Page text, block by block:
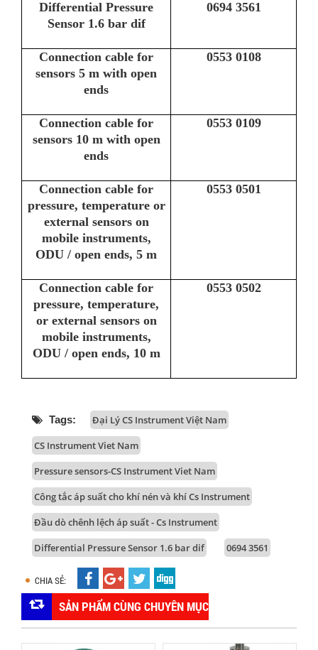
Differential Pressure
Sensor 1.6 bar dif
0694 3561
Connection cable for
sensors 5 m with open
ends
0553 0108
Connection cable for
sensors 10 m with open
ends
0553 0109
Connection cable for
pressure, temperature or
external sensors on
mobile instruments,
ODU / open ends, 5 m
0553 0501
Connection cable for
pressure, temperature,
or external sensors on
mobile instruments,
ODU / open ends, 10 m
0553 0502
Tags:
Đại Lý CS Instrument Việt Nam
CS Instrument Viet Nam
Pressure sensors-CS Instrument Viet Nam
Công tắc áp suất cho khí nén và khí Cs Instrument
Đầu dò chênh lệch áp suất - Cs Instrument
Differential Pressure Sensor 1.6 bar dif
0694 3561
CHIA SẺ:
SẢN PHẨM CÙNG CHUYÊN MỤC